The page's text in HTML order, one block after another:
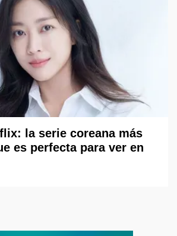
la serie coreana más
es perfecta para ver en